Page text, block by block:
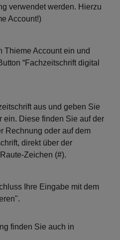
verwendet werden. Hierzu
Account!)
Thieme Account ein und
“Fachzeitschrift digital
aus und geben Sie
ein. Diese finden Sie auf der
Rechnung oder auf dem
direkt über der
Zeichen (#).
Ihre Eingabe mit dem
finden Sie auch in